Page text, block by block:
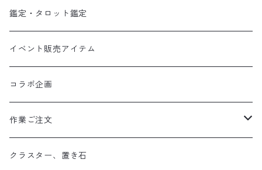
鑑定・タロット鑑定
イベント販売アイテム
コラボ企画
作業ご注文
お守り数珠
クラスター、置き石